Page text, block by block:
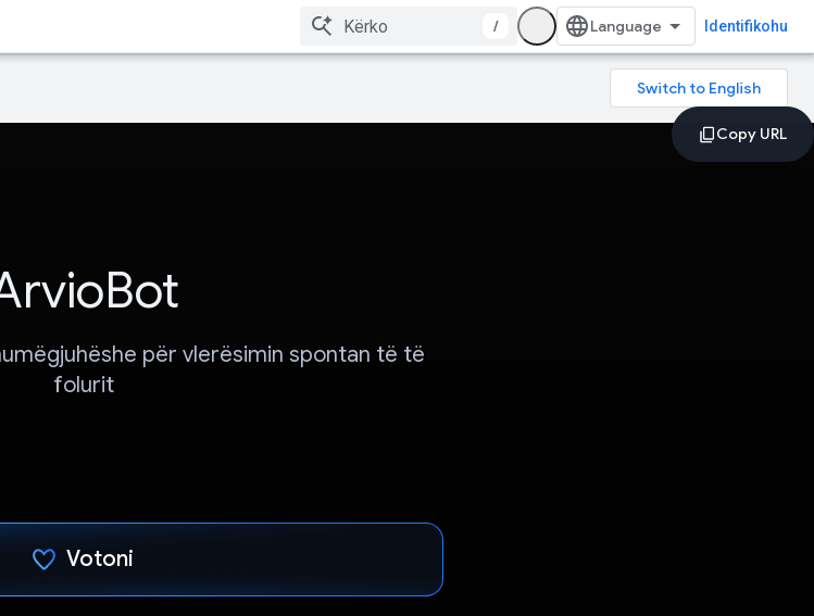
/ Identifikohu
për vlerësimin spontan të të
folurit
Votoni